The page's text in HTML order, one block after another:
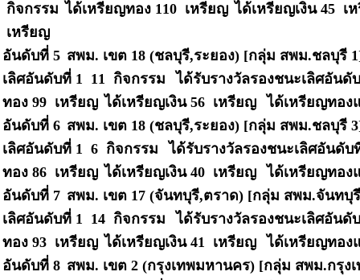
กิจกรรม ได้เหรียญทอง 110 เหรียญ ได้เหรียญเงิน 45
เหรียญ
อันดับที่ 5 สพม. เขต 18 (ชลบุรี,ระยอง) [กลุ่ม สพม.ชลบุรี
เลิศอันดับที่ 1 11 กิจกรรม
ได้รับรางวัลรองชนะเลิศอัน
ทอง 99 เหรียญ ได้เหรียญเงิน 56 เหรียญ
ได้เหรียญทอ
อันดับที่ 6 สพม. เขต 18 (ชลบุรี,ระยอง) [กลุ่ม สพม.ชลบุรี
เลิศอันดับที่ 1 6 กิจกรรม
ได้รับรางวัลรองชนะเลิศอันดั
ทอง 86 เหรียญ ได้เหรียญเงิน 40 เหรียญ
ได้เหรียญทอ
อันดับที่ 7 สพม. เขต 17 (จันทบุรี,ตราด) [กลุ่ม สพม.จันทบุ
เลิศอันดับที่ 1 14 กิจกรรม
ได้รับรางวัลรองชนะเลิศอัน
ทอง 93 เหรียญ ได้เหรียญเงิน 41 เหรียญ
ได้เหรียญทอ
อันดับที่ 8 สพม. เขต 2 (กรุงเทพมหานคร) [กลุ่ม สพม.กรุง